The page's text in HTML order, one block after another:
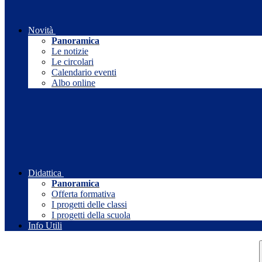
Novità
Panoramica
Le notizie
Le circolari
Calendario eventi
Albo online
Didattica
Panoramica
Offerta formativa
I progetti delle classi
I progetti della scuola
Info Utili